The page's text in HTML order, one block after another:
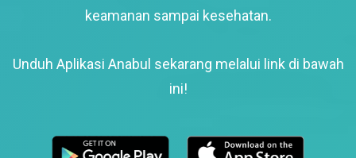
keamanan sampai kesehatan.
Unduh Aplikasi Anabul sekarang melalui link di bawah
ini!